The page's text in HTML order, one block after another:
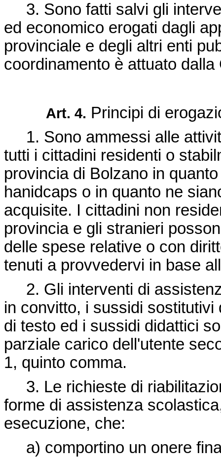
3. Sono fatti salvi gli
ed economico erogati dagli
provinciale e degli altri enti
coordinamento è attuato
Art. 4. Principi di
1. Sono ammessi alle
tutti i cittadini residenti o
provincia di Bolzano in
hanidcaps o in quanto ne
acquisite. I cittadini non
provincia e gli stranieri
delle spese relative o con
tenuti a provvedervi in base
2. Gli interventi di
in convitto, i sussidi
di testo ed i sussidi didattici
parziale carico dell'utente
1, quinto comma.
3. Le richieste di
forme di assistenza
esecuzione, che:
a) comportino un onere